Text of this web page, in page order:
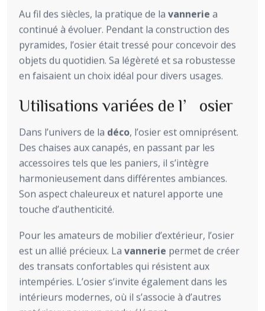
Au fil des siècles, la pratique de la vannerie a
continué à évoluer. Pendant la construction des
pyramides, l’osier était tressé pour concevoir des
objets du quotidien. Sa légèreté et sa robustesse
en faisaient un choix idéal pour divers usages.
Utilisations variées de l’osier
Dans l’univers de la déco, l’osier est omniprésent.
Des chaises aux canapés, en passant par les
accessoires tels que les paniers, il s’intègre
harmonieusement dans différentes ambiances.
Son aspect chaleureux et naturel apporte une
touche d’authenticité.
Pour les amateurs de mobilier d’extérieur, l’osier
est un allié précieux. La vannerie permet de créer
des transats confortables qui résistent aux
intempéries. L’osier s’invite également dans les
intérieurs modernes, où il s’associe à d’autres